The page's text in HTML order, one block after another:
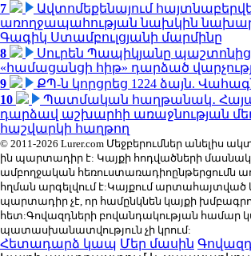
7
Ավտոմեքենայում
առողջապահության նախկին
Գագիկ Ստամբուլցյանի մարմինը
8
Սուրեն Պապիկյանը
«համացանցի հիթ» դարձած
9
ՔՊ-ն կորցրեց 1224 ձայն.
10
Պատմական հաղթանակ․
դարձավ աշխարհի առաջնության
հաշվարկի հաղթող
© 2011-2026 Lurer.com Մեջբերումներ անելիս
ին պարտադիր է: Կայքի հոդվածների
ամբողջական հեռուստառադիոընթերցումն
հղման արգելվում է:Կայքում արտահայտված
պարտադիր չէ, որ համընկնեն կայքի
հետ:Գովազդների բովանդակության համար
պատասխանատվություն չի կրում:
Հետադարձ կապ Մեր մասին